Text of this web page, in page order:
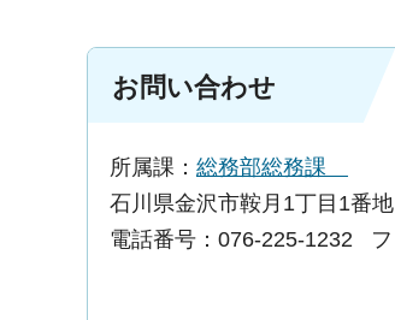
お問い合わせ
所属課： 総務部総務課
石川県金沢市鞍月1丁目1番地
電話番号：076-225-1232